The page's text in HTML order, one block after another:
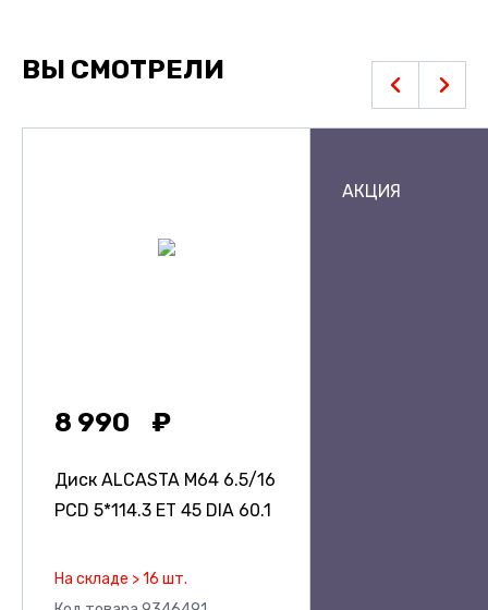
ВЫ СМОТРЕЛИ
8 990
Диск ALCASTA M64 6.5/16
PCD 5*114.3 ET 45 DIA 60.1
На складе > 16 шт.
АКЦИЯ